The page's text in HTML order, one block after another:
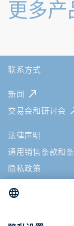
更多产
联系方式
新闻
交易会和研讨会
法律声明
通用销售条款和
隐私政策
ICP备案/许可证